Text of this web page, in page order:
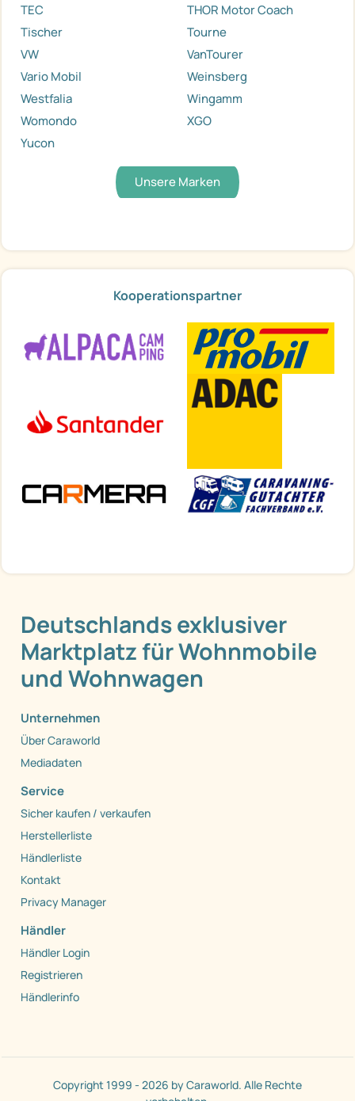
TEC
THOR Motor Coach
Tischer
Tourne
VW
VanTourer
Vario Mobil
Weinsberg
Westfalia
Wingamm
Womondo
XGO
Yucon
Unsere Marken
Kooperationspartner
Deutschlands exklusiver
Marktplatz für Wohnmobile
und Wohnwagen
Unternehmen
Über Caraworld
Mediadaten
Service
Sicher kaufen / verkaufen
Herstellerliste
Händlerliste
Kontakt
Privacy Manager
Händler
Händler Login
Registrieren
Händlerinfo
Copyright 1999 - 2026 by Caraworld. Alle Rechte